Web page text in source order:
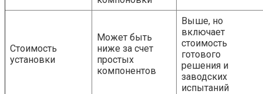
Стоимость
установки
Может быть
ниже за счет
простых
компонентов
Выше, но
включает
стоимость
готового
решения и
заводских
испытаний